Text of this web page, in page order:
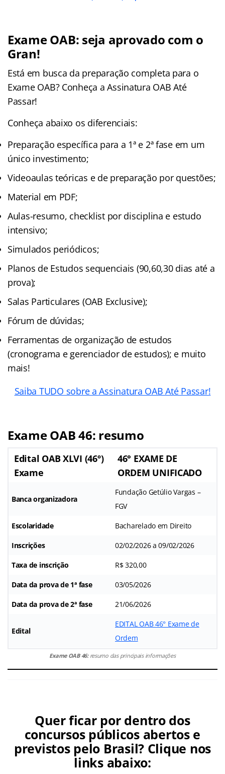
Exame OAB: seja aprovado com o
Gran!
Está em busca da preparação completa para o
Exame OAB? Conheça a Assinatura OAB Até
Passar!
Conheça abaixo os diferenciais:
Preparação específica para a 1ª e 2ª fase em um
único investimento;
Videoaulas teóricas e de preparação por questões;
Material em PDF;
Aulas-resumo, checklist por disciplina e estudo
intensivo;
Simulados periódicos;
Planos de Estudos sequenciais (90,60,30 dias até a
prova);
Salas Particulares (OAB Exclusive);
Fórum de dúvidas;
Ferramentas de organização de estudos
(cronograma e gerenciador de estudos); e muito
mais!
Saiba TUDO sobre a Assinatura OAB Até Passar!
Exame OAB 46: resumo
Edital OAB XLVI (46º)
Exame
46° EXAME DE
ORDEM UNIFICADO
Banca organizadora
Fundação Getúlio Vargas –
FGV
Escolaridade Bacharelado em Direito
Inscrições 02/02/2026 a 09/02/2026
Taxa de inscrição R$ 320,00
Data da prova de 1ª fase 03/05/2026
Data da prova de 2ª fase 21/06/2026
Edital
EDITAL OAB 46° Exame de
Ordem
Exame OAB 46: resumo das principais informações
Quer ficar por dentro dos
concursos públicos abertos e
previstos pelo Brasil? Clique nos
links abaixo: